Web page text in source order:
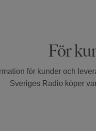
För
för kunder och
Sveriges Radio köper